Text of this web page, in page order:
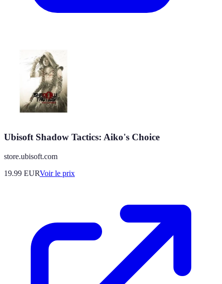
Ubisoft Shadow Tactics: Aiko's Choice
store.ubisoft.com
19.99 EURVoir le prix